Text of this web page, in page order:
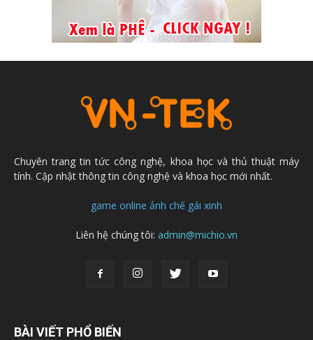
Chuyên trang tin tức công nghệ, khoa học và thủ thuật máy
tính. Cập nhật thông tin công nghệ và khoa học mới nhất.
game online ảnh chế gái xinh
Liên hệ chúng tôi: admin@michio.vn
BÀI VIẾT PHỔ BIẾN